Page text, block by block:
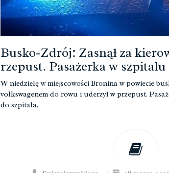
Busko-Zdrój: Zasnął za
rzepust. Pasażerka w szpitalu
W niedzielę w miejscowości Bronina w powiecie
volkswagenem do rowu i uderzył w przepust.
do szpitala.